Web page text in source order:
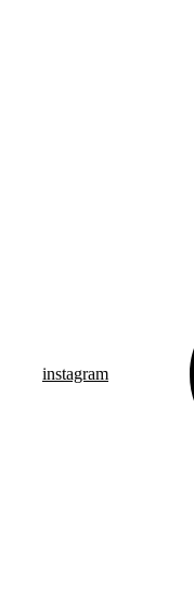
instagram